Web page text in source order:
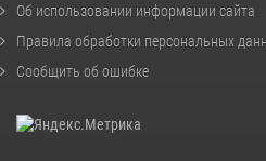
Об использовании информации сайта
Правила обработки персональных
Сообщить об ошибке